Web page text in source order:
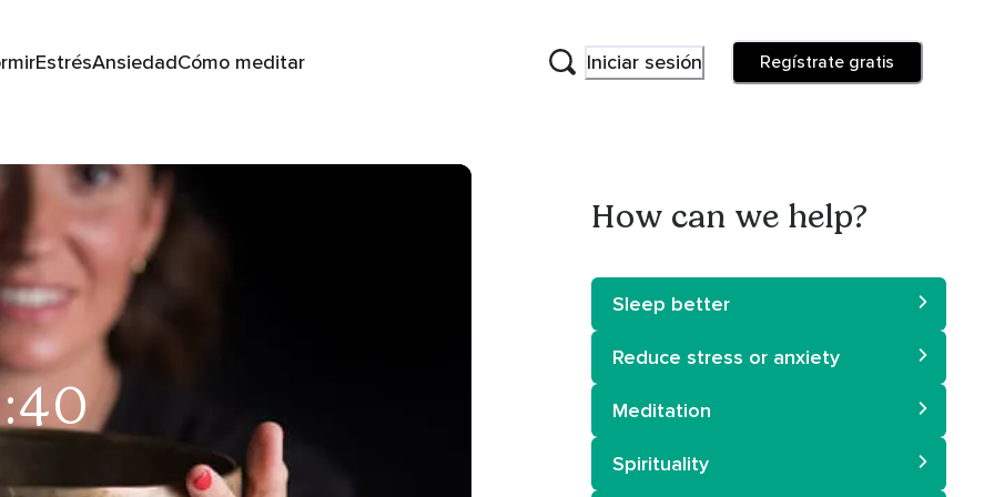
EstrésAnsiedadCómo meditar Iniciar sesión Regístrate gratis
How can we help?
Sleep better
Reduce stress or anxiety
Meditation
Spirituality